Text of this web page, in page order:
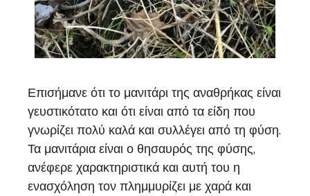
Επισήμανε ότι το μανιτάρι της αναθρήκας είναι
γευστικότατο και ότι είναι από τα είδη που
γνωρίζει πολύ καλά και συλλέγει από τη φύση.
Τα μανιτάρια είναι ο θησαυρός της φύσης,
ανέφερε χαρακτηριστικά και αυτή του η
ενασχόληση τον πλημμυρίζει με χαρά και